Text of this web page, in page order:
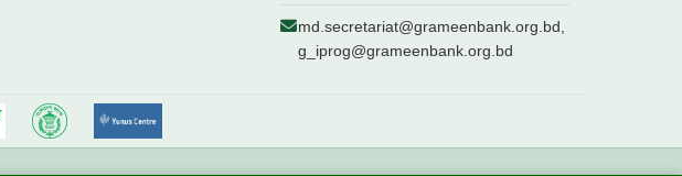
md.secretariat@grameenbank.org.bd,
g_iprog@grameenbank.org.bd